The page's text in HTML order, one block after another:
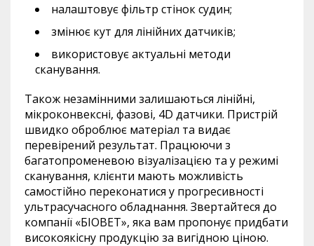
налаштовуєфільтр стінок судин;
змінює кут для лінійних датчиків;
використовує актуальні методи
сканування.
Також незамінними залишаються лінійні,
мікроконвексні, фазові, 4D датчики. Пристрій
швидко оброблює матеріал та видає
перевірений результат. Працюючи з
багатопроменевою візуалізацією та у режимі
сканування, клієнти мають можливість
самостійно переконатися у прогресивності
ультрасучасного обладнання. Звертайтеся до
компанії «БІОВЕТ», яка вам пропонує придбати
високоякісну продукцію за вигідною ціною.